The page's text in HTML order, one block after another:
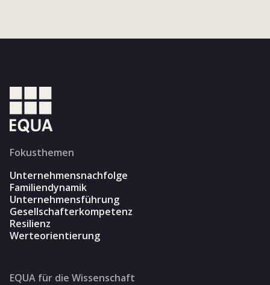
Fokusthemen
Unternehmensnachfolge
Familiendynamik
Unternehmensführung
Gesellschafterkompetenz
Resilienz
Werteorientierung
EQUA für die Wissenschaft